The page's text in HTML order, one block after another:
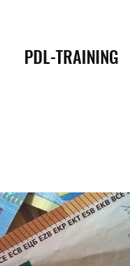
PDL-TRAINING